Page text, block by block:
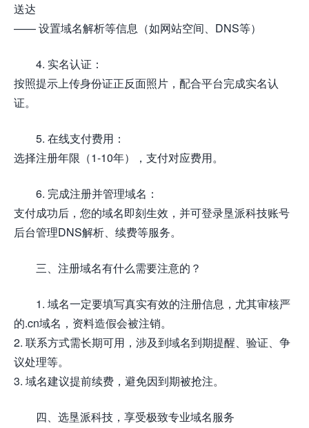
送达
—— 设置域名解析等信息（如网站空间、DNS等）
4. 实名认证：
按照提示上传身份证正反面照片，配合平台完成实名认
证。
5. 在线支付费用：
选择注册年限（1-10年），支付对应费用。
6. 完成注册并管理域名：
支付成功后，您的域名即刻生效，并可登录垦派科技账号
后台管理DNS解析、续费等服务。
三、注册域名有什么需要注意的？
1. 域名一定要填写真实有效的注册信息，尤其审核严
的.cn域名，资料造假会被注销。
2. 联系方式需长期可用，涉及到域名到期提醒、验证、争
议处理等。
3. 域名建议提前续费，避免因到期被抢注。
四、选垦派科技，享受极致专业域名服务